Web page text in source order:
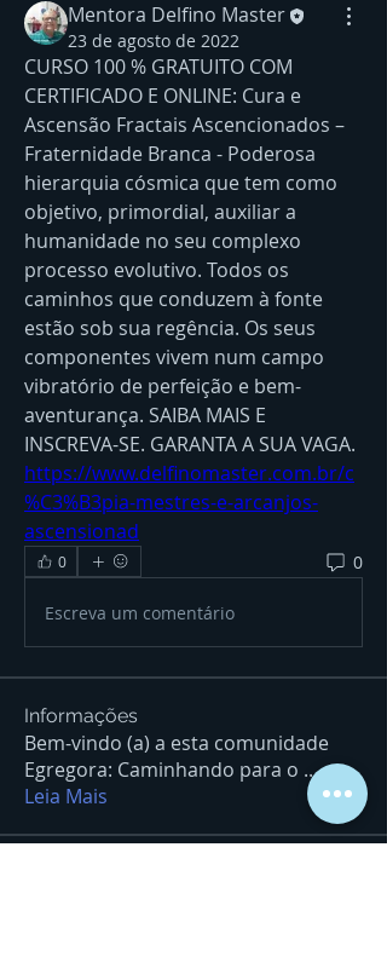
Mentora Delfino Master
23 de agosto de 2022
CURSO 100 % GRATUITO COM
CERTIFICADO E ONLINE: Cura e
Ascensão Fractais Ascencionados –
Fraternidade Branca - Poderosa
hierarquia cósmica que tem como
objetivo, primordial, auxiliar a
humanidade no seu complexo
processo evolutivo. Todos os
caminhos que conduzem à fonte
estão sob sua regência. Os seus
componentes vivem num campo
vibratório de perfeição e bem-
aventurança. SAIBA MAIS E
https://www.delfinomaster.com.br/c
%C3%B3pia-mestres-e-arcanjos-
ascensionad
0 0
Escreva um comentário
Informações
Bem-vindo (a) a esta comunidade
Egregora: Caminhando para o ...
Leia Mais